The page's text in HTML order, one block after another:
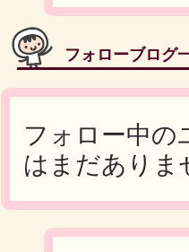
フォローブログ
フォロー中の
はまだありま